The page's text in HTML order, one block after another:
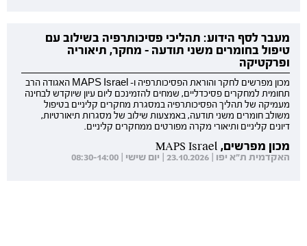
מעבר לסף הידוע: תהליכי פסיכותרפיה בשילוב עם
טיפול בחומרים משני תודעה - מחקר, תיאוריה
ופרקטיקה
מכון מפרשים לחקר והוראת הפסיכותרפיה ו- MAPS Israel האגודה הרב
תחומית למחקרים פסיכדליים, שמחים להזמינכם ליום עיון שיוקדש לבחינה
מעמיקה של תהליך הפסיכותרפיה במסגרת מחקרים קליניים בטיפול
משולב חומרים משני תודעה, באמצעות שילוב של מסגרות תיאורטיות,
דיונים קליניים ותיאורי מקרה מפורטים ממחקרים קליניים.
מכון מפרשים, MAPS Israel
האקדמית ת"א יפו | 23.10.2026 | יום שישי | 08:30-14:00